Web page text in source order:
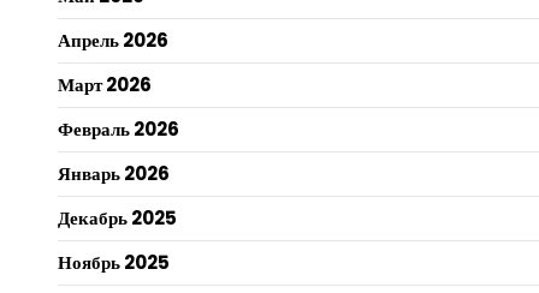
Апрель 2026
Март 2026
Февраль 2026
Январь 2026
Декабрь 2025
Ноябрь 2025